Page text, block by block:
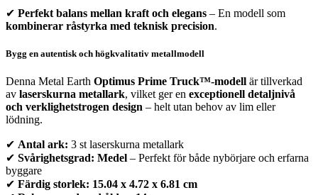
✔ Perfekt balans mellan kraft och elegans – En modell som
kombinerar råstyrka med teknisk precision.
Bygg en autentisk och högkvalitativ metallmodell
Denna Metal Earth Optimus Prime Truck™-modell är tillverkad
av laserskurna metallark, vilket ger en exceptionell detaljnivå
och verklighetstrogen design – helt utan behov av lim eller
lödning.
✔ Antal ark: 3 st laserskurna metallark
✔ Svårighetsgrad: Medel – Perfekt för både nybörjare och erfarna
byggare
✔ Färdig storlek: 15.04 x 4.72 x 6.81 cm